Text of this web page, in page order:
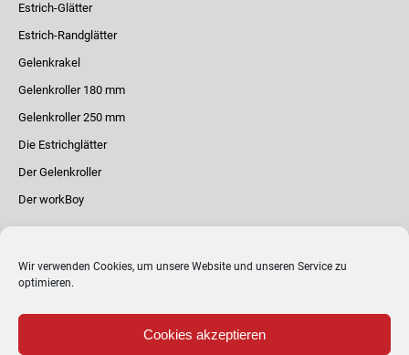
Wir verwenden Cookies, um unsere Website und unseren Service zu
optimieren.
Cookies akzeptieren
Estrich-Glätter
Estrich-Randglätter
Gelenkrakel
Gelenkroller 180 mm
Gelenkroller 250 mm
Die Estrichglätter
Der Gelenkroller
Der workBoy
Datenschutzerklärung